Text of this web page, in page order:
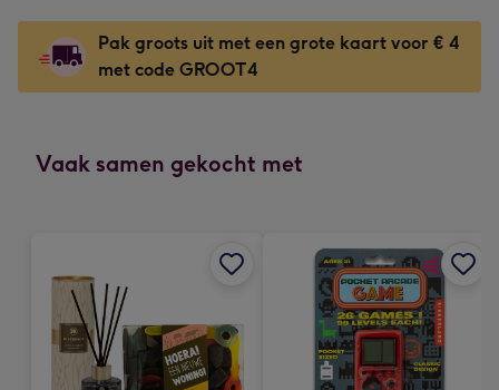
Dimensions:
167
x
€6,49
-
Voor
indruk
333
mm
Pak groots uit met een grote kaart voor € 4
met code GROOT4
Vaak samen gekocht met